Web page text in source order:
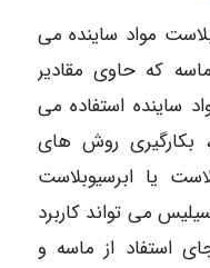
مواد ساینده می
که حاوی مقادیر
ساینده استفاده می
بکارگیری روش های
یا ابرسیوبلاست
می تواند کاربرد
استفاد از ماسه و